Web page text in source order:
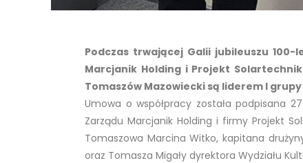
Podczas trwającej Galii jubileuszu 100-
Marcjanik Holding i Projekt
Tomaszów Mazowiecki są liderem I grupy
Umowa o współpracy została podpisana
Zarządu Marcjanik Holding i firmy Projekt
Tomaszowa Marcina Witko, kapitana
oraz Tomasza Migały dyrektora Wydziału